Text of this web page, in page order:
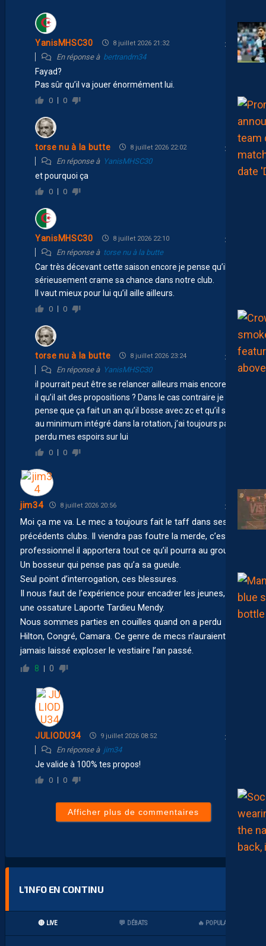
YanisMHSC30 8 juillet 2026 21:32
En réponse à bertrandm34
Fayad?
Pas sûr qu’il va jouer énormément lui.
0 0
torse nu à la butte 8 juillet 2026 22:02
En réponse à YanisMHSC30
et pourquoi ça
0 0
YanisMHSC30 8 juillet 2026 22:10
En réponse à torse nu à la butte
Car très décevant cette saison encore je pense qu’il a
sérieusement crame sa chance dans notre club.
Il vaut mieux pour lui qu’il aille ailleurs.
0 0
torse nu à la butte 8 juillet 2026 23:24
En réponse à YanisMHSC30
il pourrait peut être se relancer ailleurs mais encore faut
il qu’il ait des propositions ? Dans le cas contraire je
pense que ça fait un an qu’il bosse avec zc et qu’il serait
au minimum intégré dans la rotation, j’ai toujours pas
perdu mes espoirs sur lui
0 0
jim34 8 juillet 2026 20:56
Moi ça me va. Le mec a toujours fait le taff dans ses
précédents clubs. Il viendra pas foutre la merde, c’est un
professionnel il apportera tout ce qu’il pourra au groupe.
Un bosseur qui pense pas qu’a sa gueule.
Seul point d’interrogation, ces blessures.
Il nous faut de l’expérience pour encadrer les jeunes, on a
une ossature Laporte Tardieu Mendy.
Nous sommes parties en couilles quand on a perdu
Hilton, Congré, Camara. Ce genre de mecs n’auraient
jamais laissé exploser le vestiaire l’an passé.
8 0
JULIODU34 9 juillet 2026 08:52
En réponse à jim34
Je valide à 100% tes propos!
0 0
Afficher plus de commentaires
L’INFO EN CONTINU
🔴 LIVE 💬 DÉBATS 🔥 POPULAIRES